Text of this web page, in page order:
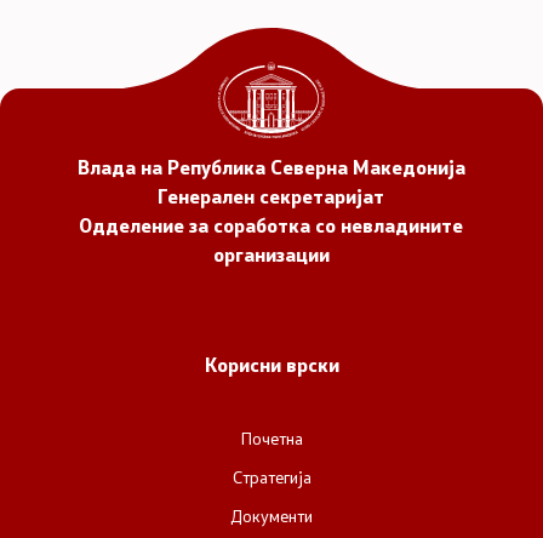
Влада на Република Северна Македонија
Генерален секретаријат
Одделение за соработка со невладините
организации
Корисни врски
Почетна
Стратегија
Документи